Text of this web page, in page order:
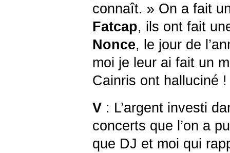
connaît. » On a fait
Fatcap, ils ont fait
Nonce, le jour de
moi je leur ai fait un
Cainris ont halluciné !
V : L’argent investi
concerts que l’on a
que DJ et moi qui